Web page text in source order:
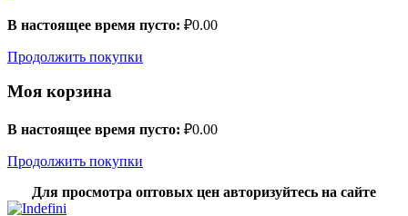
В настоящее время пусто: ₽0.00
Продолжить покупки
Моя корзина
В настоящее время пусто: ₽0.00
Продолжить покупки
Для просмотра оптовых цен авторизуйтесь на сайте